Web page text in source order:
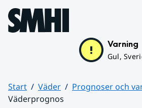
Hoppa till sidans innehåll
Varning
Gul,
Start Väder
Prognoser och
Väderprognos